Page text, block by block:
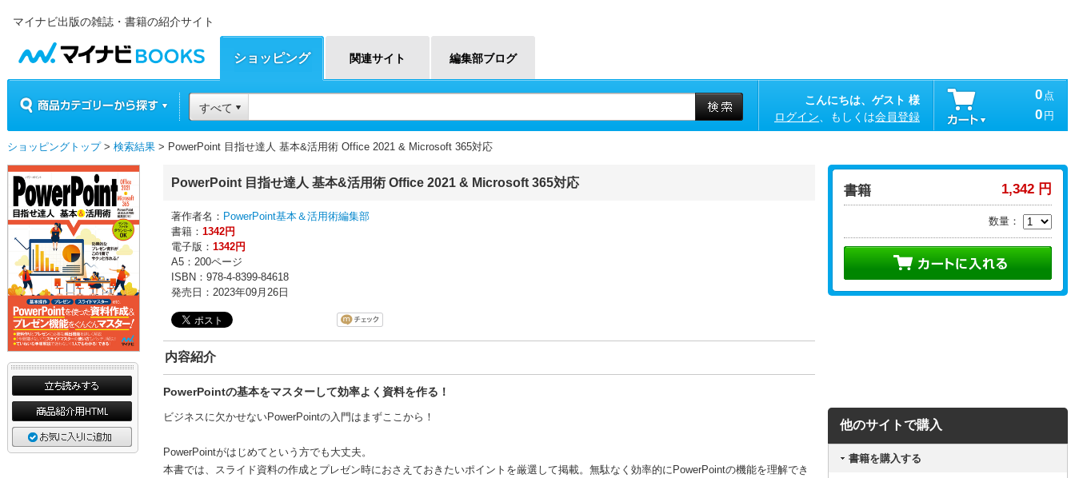
マイナビ出版の雑誌・書籍の紹介サイト
マイナビBOOKS
ショッピング 関連サイト 編集部ブログ
すべて
こんにちは、ゲスト 様
ログイン 、もしくは会員登録
0 点
0 円
ショッピングトップ> 検索結果 > PowerPoint 目指せ達人 基本&活用術 Office 2021 & Microsoft 365対応
PowerPoint 目指せ達人 基本&活用術 Office 2021 & Microsoft 365対応
著作者名： PowerPoint基本＆活用術編集部
書籍： 1342円
電子版： 1342円
A5：200ページ
ISBN：978-4-8399-84618
発売日：2023年09月26日
内容紹介
PowerPointの基本をマスターして効率よく資料を作る！
ビジネスに欠かせないPowerPointの入門はまずここから！
PowerPointがはじめてという方でも大丈夫。
本書では、スライド資料の作成とプレゼン時におさえておきたいポイントを厳選して掲載。無駄なく効率的にPowerPointの機能を理解でき
書籍 1,342 円
数量：
他のサイトで購入
書籍を購入する